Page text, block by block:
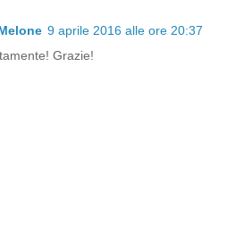
9 aprile 2016 alle ore 20:37
Grazie!